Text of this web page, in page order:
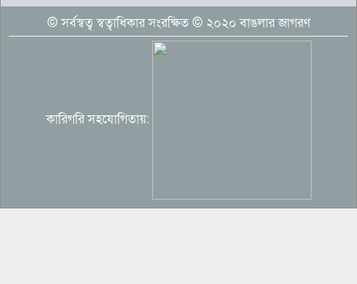
ছিনিয়ে নিয়েছে সরকার’
© সর্বস্বত্ব স্বত্বাধিকার সংরক্ষিত © ২০২০ বাঙলার জাগরণ
কারিগরি সহযোগিতায়: